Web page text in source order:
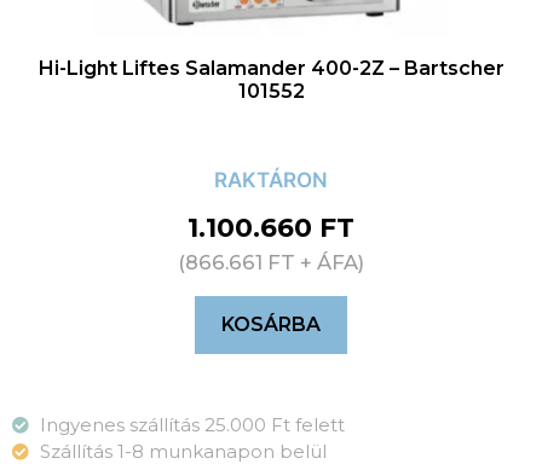
Hi-Light Liftes Salamander 400-2Z – Bartscher
101552
RAKTÁRON
1.100.660 FT
(866.661 FT + ÁFA)
KOSÁRBA
Ingyenes szállítás 25.000 Ft felett
Szállítás 1-8 munkanapon belül